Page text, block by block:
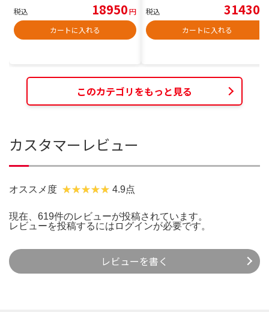
税込 18950円
カートに入れる
税込 31430
カートに入れる
このカテゴリをもっと見る
カスタマーレビュー
オススメ度 4.9点
現在、619件のレビューが投稿されています。
レビューを投稿するには ログインが必要です。
レビューを書く